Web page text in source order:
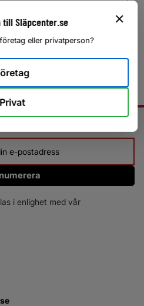
i enlighet med vår
till Släpcenter.se
eller privatperson?
Privat